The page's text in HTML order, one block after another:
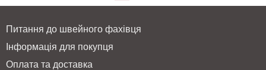
Питання до швейного фахівця
Інформація для покупця
Оплата та доставка